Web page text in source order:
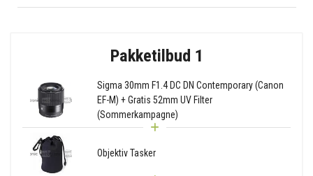
Pakketilbud 1
Sigma 30mm F1.4 DC DN Contemporary (Canon
EF-M) + Gratis 52mm UV Filter
(Sommerkampagne)
Objektiv Tasker